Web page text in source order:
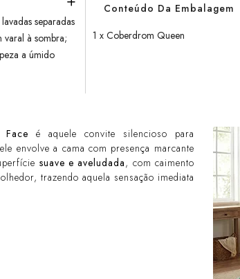
separadas
varal à sombra;
a úmido
Conteúdo Da Embalagem
1 x Coberdrom Queen
é aquele convite silencioso para
envolve a cama com presença marcante
suave e aveludada, com caimento
trazendo aquela sensação imediata